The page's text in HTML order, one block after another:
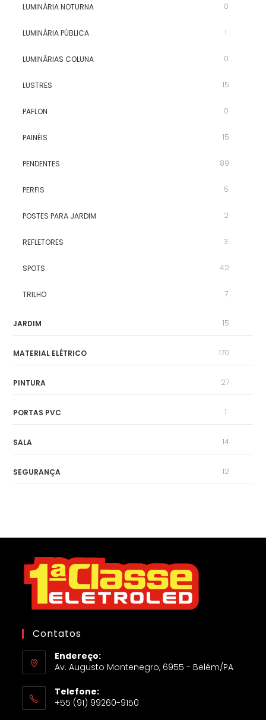
LUMINÁRIA NOTURNA 0
LUMINÁRIA PÚBLICA 1
LUMINÁRIAS COLUNA 0
LUSTRES 15
PAFLON 0
PAINÉIS 15
PENDENTES 89
PERFIS 5
POSTES PARA JARDIM 2
REFLETORES 3
SPOTS 42
TRILHO 7
JARDIM 15
MATERIAL ELÉTRICO 170
PINTURA 27
PORTAS PVC 1
SALA 14
SEGURANÇA 12
Contatos
Endereço:
Av. Augusto Montenegro, 6955 - Belém/PA
Telefone:
+55 (91) 99260-9150